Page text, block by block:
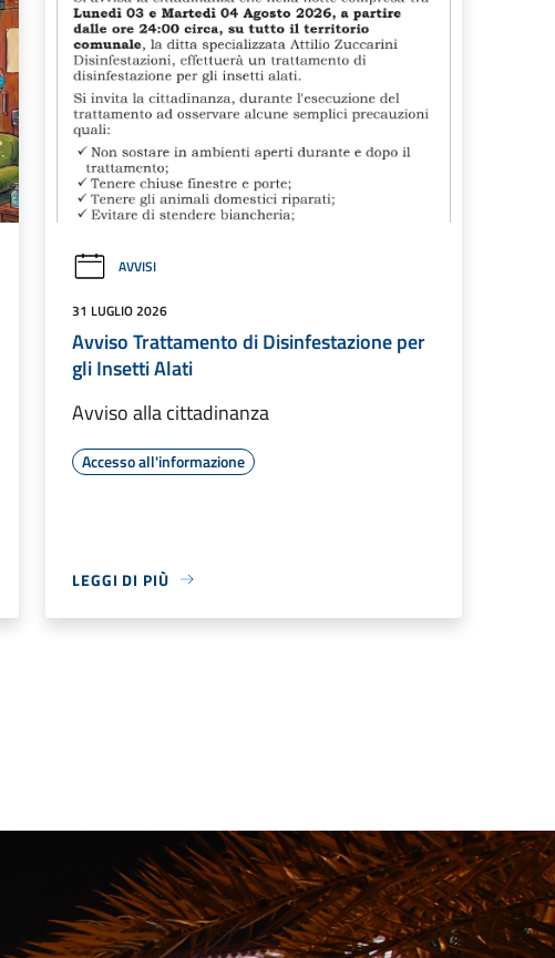
AVVISI
31 LUGLIO 2026
Avviso Trattamento di Disinfestazione per
gli Insetti Alati
Avviso alla cittadinanza
Accesso all'informazione
LEGGI DI PIÙ